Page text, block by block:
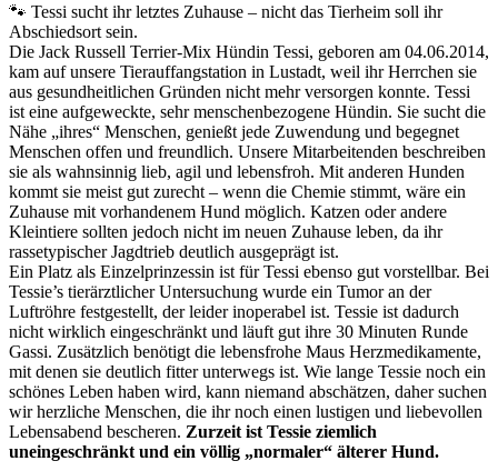
🐾 Tessi sucht ihr letztes Zuhause – nicht das Tierheim soll ihr
Abschiedsort sein.
Die Jack Russell Terrier-Mix Hündin Tessi, geboren am 04.06.2014,
kam auf unsere Tierauffangstation in Lustadt, weil ihr Herrchen sie
aus gesundheitlichen Gründen nicht mehr versorgen konnte. Tessi
ist eine aufgeweckte, sehr menschenbezogene Hündin. Sie sucht die
Nähe „ihres“ Menschen, genießt jede Zuwendung und begegnet
Menschen offen und freundlich. Unsere Mitarbeitenden beschreiben
sie als wahnsinnig lieb, agil und lebensfroh. Mit anderen Hunden
kommt sie meist gut zurecht – wenn die Chemie stimmt, wäre ein
Zuhause mit vorhandenem Hund möglich. Katzen oder andere
Kleintiere sollten jedoch nicht im neuen Zuhause leben, da ihr
rassetypischer Jagdtrieb deutlich ausgeprägt ist.
Ein Platz als Einzelprinzessin ist für Tessi ebenso gut vorstellbar. Bei
Tessie’s tierärztlicher Untersuchung wurde ein Tumor an der
Luftröhre festgestellt, der leider inoperabel ist. Tessie ist dadurch
nicht wirklich eingeschränkt und läuft gut ihre 30 Minuten Runde
Gassi. Zusätzlich benötigt die lebensfrohe Maus Herzmedikamente,
mit denen sie deutlich fitter unterwegs ist. Wie lange Tessie noch ein
schönes Leben haben wird, kann niemand abschätzen, daher suchen
wir herzliche Menschen, die ihr noch einen lustigen und liebevollen
Lebensabend bescheren. Zurzeit ist Tessie ziemlich
uneingeschränkt und ein völlig „normaler“ älterer Hund.